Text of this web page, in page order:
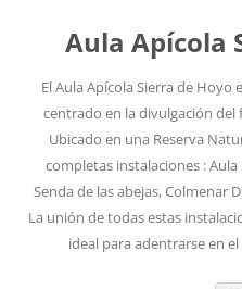
Aula Apícola
El Aula Apícola Sierra de
centrado en la divulgación del
Ubicado en una Reserva
completas instalaciones :
Senda de las abejas, Colmenar
La unión de todas estas
ideal para adentrarse en